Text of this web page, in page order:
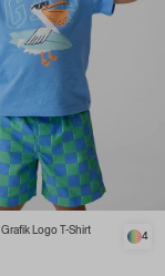
Erkek Bebek | Grafik Logo T-Shirt
4